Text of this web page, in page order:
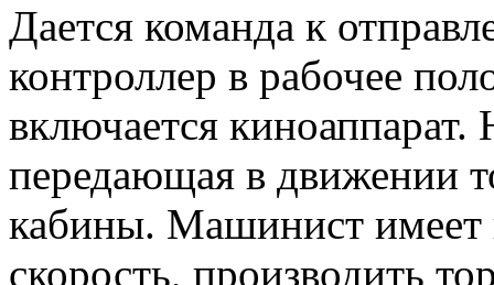
Дается команда к
контроллер в рабочее
включается киноаппарат.
передающая в движении
кабины. Машинист имеет
скорость, производить